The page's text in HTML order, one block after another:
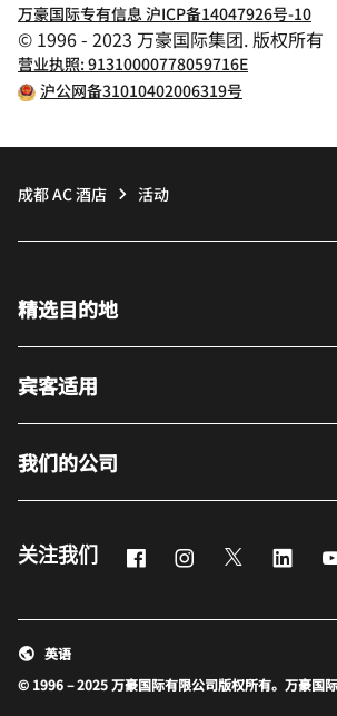
万豪国际专有信息 沪ICP备14047926号-10
© 1996 - 2023 万豪国际集团. 版权所有
营业执照: 91310000778059716E
沪公网备31010402006319号
成都 AC 酒店 活动
精选目的地
宾客适用
我们的公司
关注我们 FacebookInstagram
Twitter
© 1996 – 2025 万豪国际有限公司版权所有。万豪国
英语